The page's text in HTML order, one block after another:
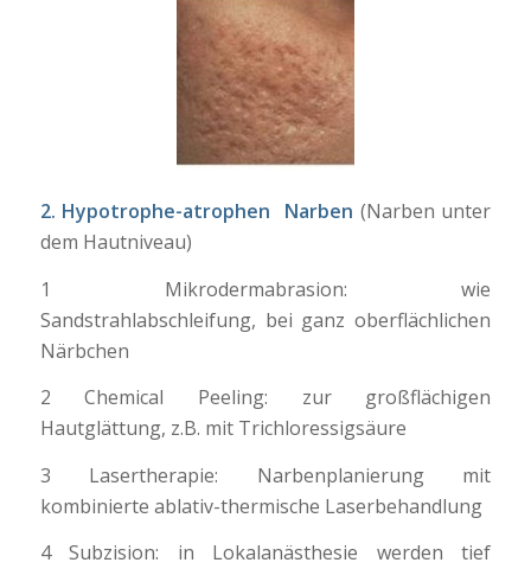
2. Hypotrophe-atrophen Narben (Narben unter
dem Hautniveau)
1 Mikrodermabrasion: wie
Sandstrahlabschleifung, bei ganz oberflächlichen
Närbchen
2 Chemical Peeling: zur großflächigen
Hautglättung, z.B. mit Trichloressigsäure
3 Lasertherapie: Narbenplanierung mit
kombinierte ablativ-thermische Laserbehandlung
4 Subzision: in Lokalanästhesie werden tief